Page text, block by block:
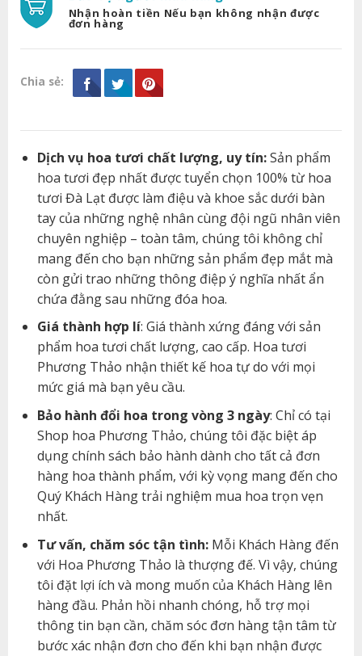
Nhận hoàn tiền Nếu bạn không nhận được
đơn hàng
Chia sẻ:
Dịch vụ hoa tươi chất lượng, uy tín:Sản phẩm
hoa tươi đẹp nhất được tuyển chọn 100% từ hoa
tươi Đà Lạt được làm điệu và khoe sắc dưới bàn
tay của những nghệ nhân cùng đội ngũ nhân viên
chuyên nghiệp – toàn tâm, chúng tôi không chỉ
mang đến cho bạn những sản phẩm đẹp mắt mà
còn gửi trao những thông điệp ý nghĩa nhất ẩn
chứa đằng sau những đóa hoa.
Giá thành hợp lí: Giá thành xứng đáng với sản
phẩm hoa tươi chất lượng, cao cấp. Hoa tươi
Phương Thảo nhận thiết kế hoa tự do với mọi
mức giá mà bạn yêu cầu.
Bảo hành đổi hoa trong vòng 3 ngày: Chỉ có tại
Shop hoa Phương Thảo, chúng tôi đặc biệt áp
dụng chính sách bảo hành dành cho tất cả đơn
hàng hoa thành phẩm, với kỳ vọng mang đến cho
Quý Khách Hàng trải nghiệm mua hoa trọn vẹn
nhất.
Tư vấn, chăm sóc tận tình:Mỗi Khách Hàng đến
với Hoa Phương Thảo là thượng đế. Vì vậy, chúng
tôi đặt lợi ích và mong muốn của Khách Hàng lên
hàng đầu. Phản hồi nhanh chóng, hỗ trợ mọi
thông tin bạn cần, chăm sóc đơn hàng tận tâm từ
bước xác nhận đơn cho đến khi bạn nhận được